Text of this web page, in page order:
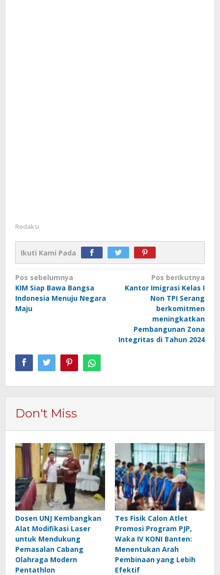
Redaksi
Ikuti Kami Pada
Navigasi
pos
Pos sebelumnya
KIM Siap Bawa Bangsa
Indonesia Menuju Negara
Maju
Pos berikutnya
Kantor Imigrasi Kelas I
Non TPI Serang
berkomitmen
meningkatkan
Pembangunan Zona
Integritas di Tahun 2024
Don't Miss
Dosen UNJ Kembangkan
Alat Modifikasi Laser
untuk Mendukung
Pemasalan Cabang
Olahraga Modern
Pentathlon
Tes Fisik Calon Atlet
Promosi Program PJP,
Waka IV KONI Banten:
Menentukan Arah
Pembinaan yang Lebih
Efektif